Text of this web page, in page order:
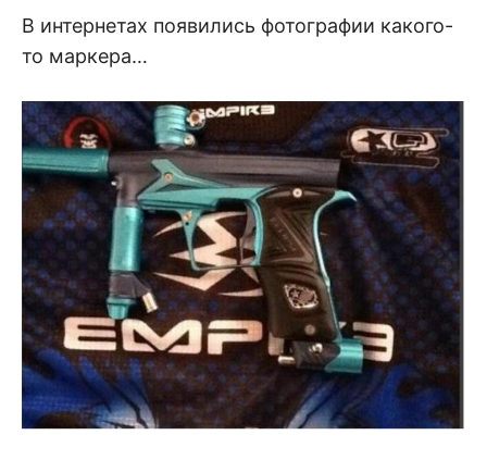
В интернетах появились фотографии какого-
то маркера…